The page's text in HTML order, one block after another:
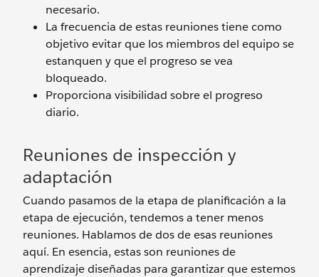
necesario.
La frecuencia de estas reuniones tiene como
objetivo evitar que los miembros del equipo se
estanquen y que el progreso se vea
bloqueado.
Proporciona visibilidad sobre el progreso
diario.
Reuniones de inspección y
adaptación
Cuando pasamos de la etapa de planificación a la
etapa de ejecución, tendemos a tener menos
reuniones. Hablamos de dos de esas reuniones
aquí. En esencia, estas son reuniones de
aprendizaje diseñadas para garantizar que estemos